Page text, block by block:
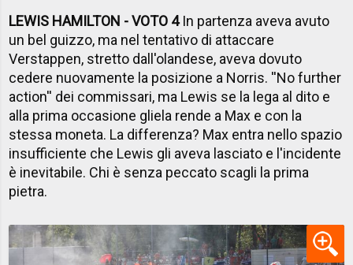
LEWIS HAMILTON - VOTO 4In partenza aveva avuto
un bel guizzo, ma nel tentativo di attaccare
Verstappen, stretto dall'olandese, aveva dovuto
cedere nuovamente la posizione a Norris. ''No further
action'' dei commissari, ma Lewis se la lega al dito e
alla prima occasione gliela rende a Max e con la
stessa moneta. La differenza? Max entra nello spazio
insufficiente che Lewis gli aveva lasciato e l'incidente
è inevitabile. Chi è senza peccato scagli la prima
pietra.